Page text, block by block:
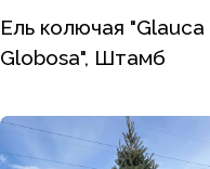
Ель колючая "Glauca
Globosa", Штамб